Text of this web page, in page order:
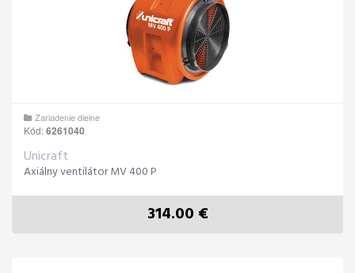
Zariadenie dielne
Kód:6261040
Unicraft
Axiálny ventilátor MV 400 P
314.00 €